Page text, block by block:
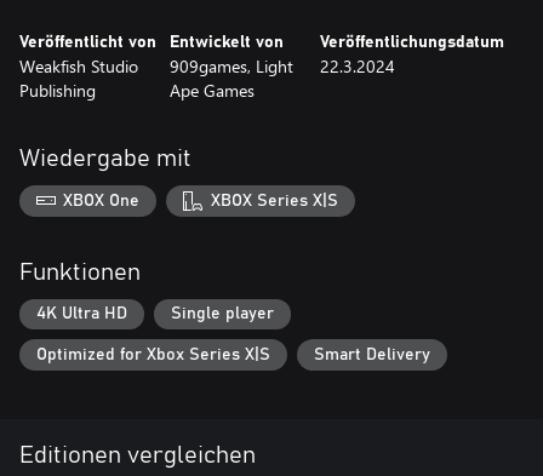
Veröffentlicht von
Weakfish Studio
Publishing
Entwickelt von
909games, Light
Ape Games
Veröffentlichungsdatum
22.3.2024
Wiedergabe mit
XBOX One XBOX Series X|S
Funktionen
4K Ultra HD Single player
Optimized for Xbox Series X|S Smart Delivery
Editionen vergleichen